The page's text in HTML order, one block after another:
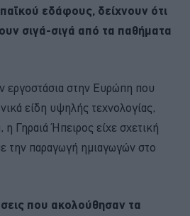
εδάφους, δείχνουν ότι
σιγά-σιγά από τα παθήματα
εργοστάσια στην Ευρώπη που
είδη υψηλής τεχνολογίας,
Γηραιά Ήπειρος είχε σχετική
την παραγωγή ημιαγωγών στο
που ακολούθησαν τα